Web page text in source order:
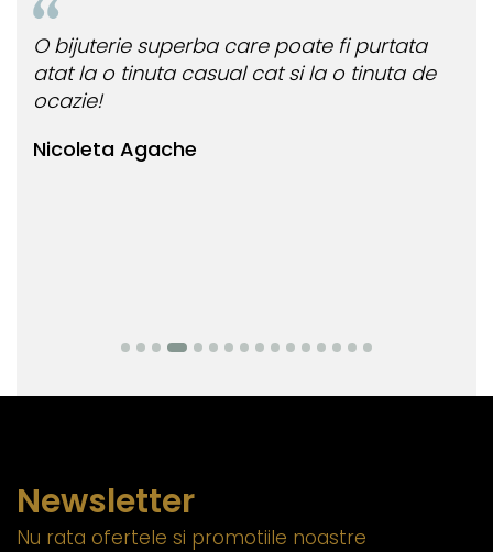
care poate fi purtata
cat si la o tinuta de
Mi-a placut la
comanda un model
Newsletter
Nu rata ofertele si promotiile noastre